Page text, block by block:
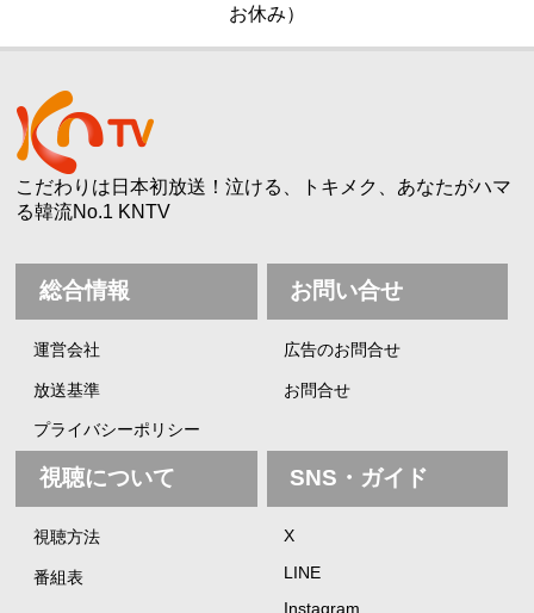
お休み）
こだわりは日本初放送！泣ける、トキメク、あなたがハマ
る韓流No.1 KNTV
総合情報
運営会社
放送基準
プライバシーポリシー
お問い合せ
広告のお問合せ
お問合せ
視聴について
視聴方法
番組表
SNS・ガイド
X
LINE
Instagram